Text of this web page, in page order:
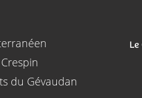
du Gévaudan